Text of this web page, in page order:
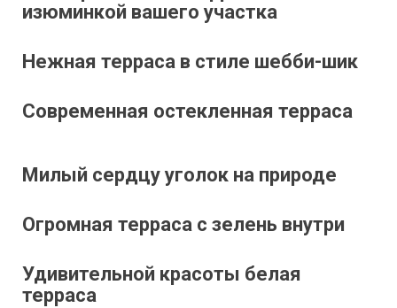
изюминкой вашего участка
Нежная терраса в стиле шебби-шик
Современная остекленная терраса
Милый сердцу уголок на природе
Огромная терраса с зелень внутри
Удивительной красоты белая
терраса